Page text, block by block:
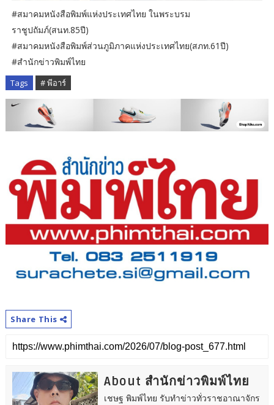
#สมาคมหนังสือพิมพ์แห่งประเทศไทย ในพระบรม
ราชูปถัมภ์(สนท.85ปี)
#สมาคมหนังสือพิมพ์ส่วนภูมิภาคแห่งประเทศไทย(สภท.61ปี)
#สำนักข่าวพิมพ์ไทย
Tags # พีอาร์
Share This
About สำนักข่าวพิมพ์ไทย
เชษฐ พิมพ์ไทย รับทำข่าวทั่วราชอาณาจักร